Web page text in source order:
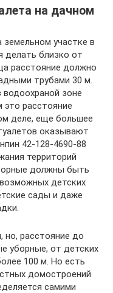
на дачном
земельном участке в
делать близко от
расстояние должно
трубами 30 м.
водоохраной зоне
расстояние
деле, еще большее
оказывают
42-128-4690-88
территорий
должны быть
детских
сады и даже
но, расстояние до
уборные, от детских
100 м. Но есть
домостроений
самими